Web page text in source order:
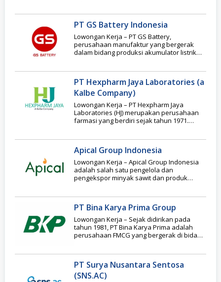
PT GS Battery Indonesia
Lowongan Kerja – PT GS Battery,
perusahaan manufaktur yang bergerak
dalam bidang produksi akumulator listrik
PT Hexpharm Jaya Laboratories (a
Kalbe Company)
Lowongan Kerja – PT Hexpharm Jaya
Laboratories (HJ) merupakan perusahaan
farmasi yang berdiri sejak tahun 1971.
Apical Group Indonesia
Lowongan Kerja – Apical Group Indonesia
adalah salah satu pengelola dan
pengekspor minyak sawit dan produk
PT Bina Karya Prima Group
Lowongan Kerja – Sejak didirikan pada
tahun 1981, PT Bina Karya Prima adalah
perusahaan FMCG yang bergerak di bidang
PT Surya Nusantara Sentosa
(SNS.AC)